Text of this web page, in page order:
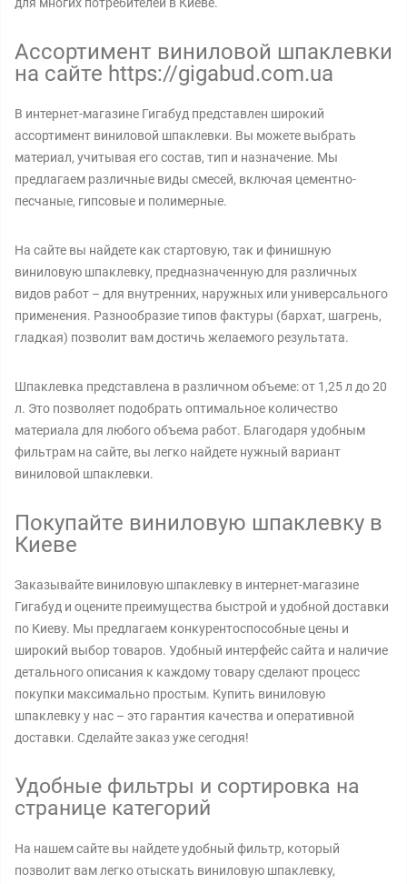
Ассортимент виниловой шпаклевки
на сайте https://gigabud.com.ua
В интернет-магазине Гигабуд представлен широкий
ассортимент виниловой шпаклевки. Вы можете выбрать
материал, учитывая его состав, тип и назначение. Мы
предлагаем различные виды смесей, включая цементно-
песчаные, гипсовые и полимерные.
На сайте вы найдете как стартовую, так и финишную
виниловую шпаклевку, предназначенную для различных
видов работ – для внутренних, наружных или универсального
применения. Разнообразие типов фактуры (бархат, шагрень,
гладкая) позволит вам достичь желаемого результата.
Шпаклевка представлена в различном объеме: от 1,25 л до 20
л. Это позволяет подобрать оптимальное количество
материала для любого объема работ. Благодаря удобным
фильтрам на сайте, вы легко найдете нужный вариант
виниловой шпаклевки.
Покупайте виниловую шпаклевку в
Киеве
Заказывайте виниловую шпаклевку в интернет-магазине
Гигабуд и оцените преимущества быстрой и удобной доставки
по Киеву. Мы предлагаем конкурентоспособные цены и
широкий выбор товаров. Удобный интерфейс сайта и наличие
детального описания к каждому товару сделают процесс
покупки максимально простым. Купить виниловую
шпаклевку у нас – это гарантия качества и оперативной
доставки. Сделайте заказ уже сегодня!
Удобные фильтры и сортировка на
странице категорий
На нашем сайте вы найдете удобный фильтр, который
позволит вам легко отыскать виниловую шпаклевку,